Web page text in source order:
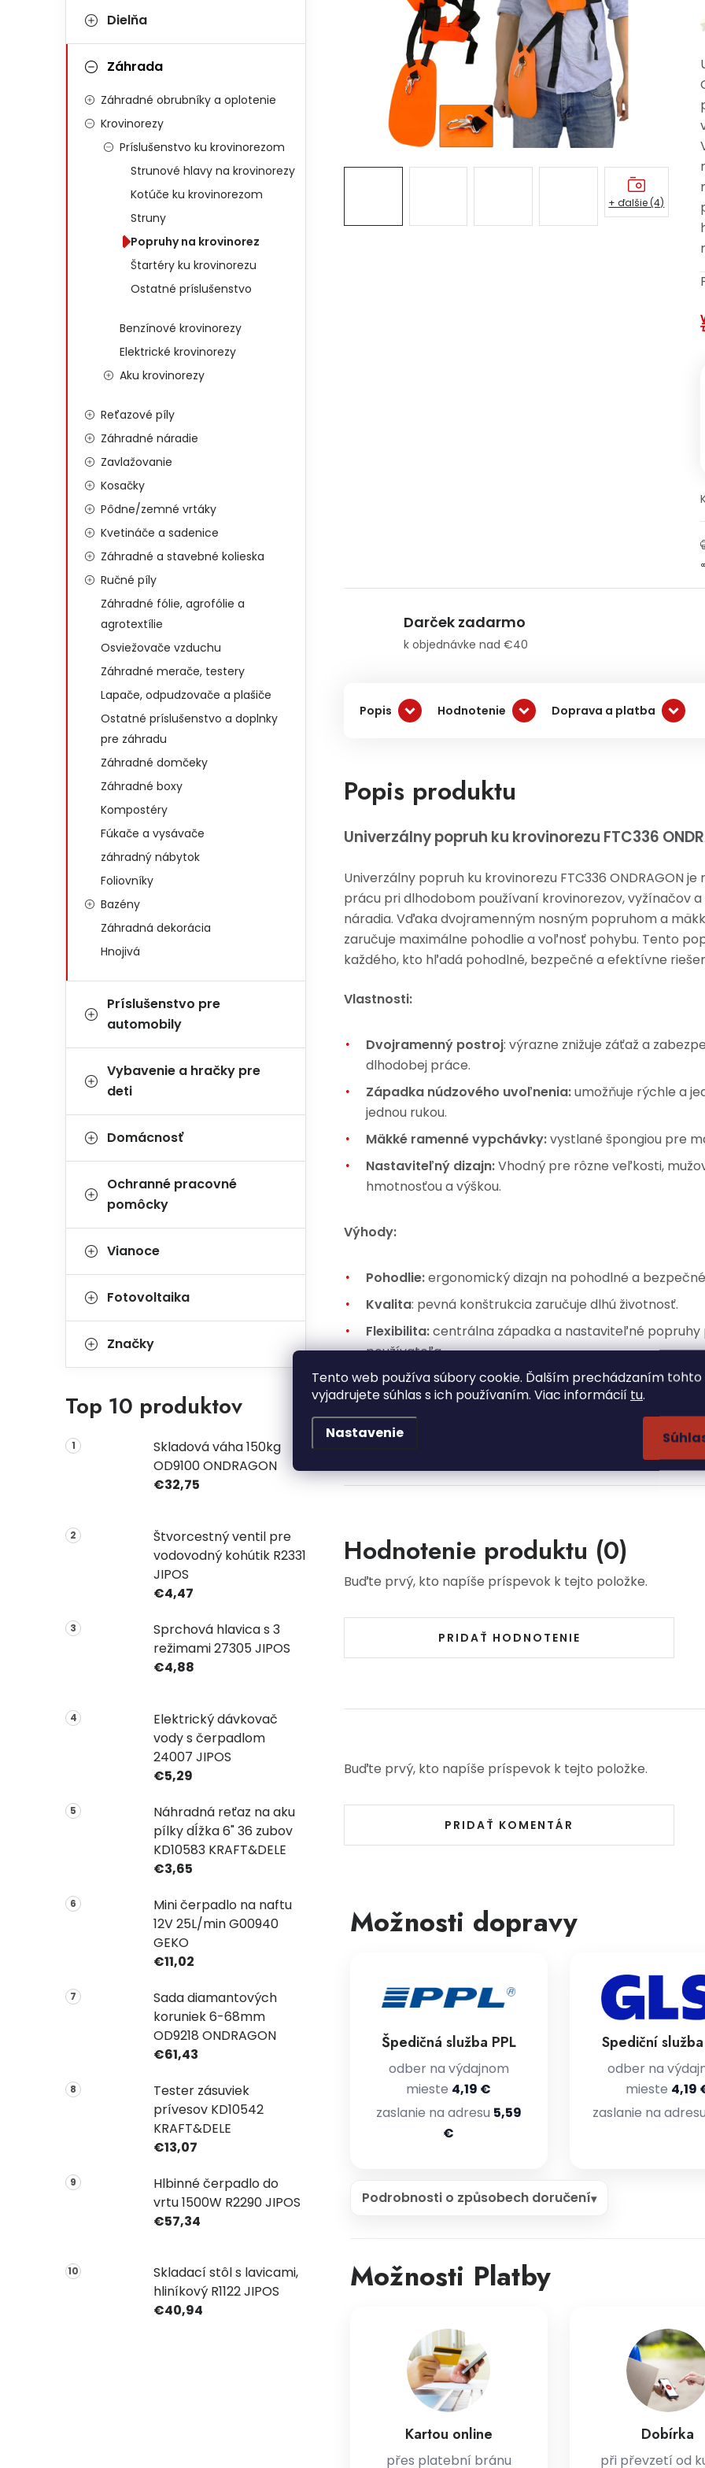
Tento web používa súbory cookie. Ďalším prechádzaním tohto
vyjadrujete súhlas s ich používaním. Viac informácií tu.
Nastavenie
Dielňa
Záhrada
Záhradné obrubníky a oplotenie
Krovinorezy
Príslušenstvo ku krovinorezom
Strunové hlavy na krovinorezy
Kotúče ku krovinorezom
Struny
Popruhy na krovinorez
Štartéry ku krovinorezu
Ostatné príslušenstvo
Benzínové krovinorezy
Elektrické krovinorezy
Aku krovinorezy
Reťazové píly
Záhradné náradie
Zavlažovanie
Kosačky
Pôdne/zemné vrtáky
Kvetináče a sadenice
Záhradné a stavebné kolieska
Ručné píly
Záhradné fólie, agrofólie a
agrotextílie
Osviežovače vzduchu
Záhradné merače, testery
Lapače, odpudzovače a plašiče
Ostatné príslušenstvo a doplnky
pre záhradu
Záhradné domčeky
Záhradné boxy
Kompostéry
Fúkače a vysávače
záhradný nábytok
Foliovníky
Bazény
Záhradná dekorácia
Hnojivá
Príslušenstvo pre
automobily
Vybavenie a hračky pre
deti
Domácnosť
Ochranné pracovné
pomôcky
Vianoce
Fotovoltaika
Značky
Top 10 produktov
Skladová váha 150kg
OD9100 ONDRAGON
€32,75
Štvorcestný ventil pre
vodovodný kohútik R2331
JIPOS
€4,47
Sprchová hlavica s 3
režimami 27305 JIPOS
€4,88
Elektrický dávkovač
vody s čerpadlom
24007 JIPOS
€5,29
Náhradná reťaz na aku
pílky dĺžka 6" 36 zubov
KD10583 KRAFT&DELE
€3,65
Mini čerpadlo na naftu
12V 25L/min G00940
GEKO
€11,02
Sada diamantových
koruniek 6-68mm
OD9218 ONDRAGON
€61,43
Tester zásuviek
prívesov KD10542
KRAFT&DELE
€13,07
Hlbinné čerpadlo do
vrtu 1500W R2290 JIPOS
€57,34
Skladací stôl s lavicami,
hliníkový R1122 JIPOS
€40,94
+ ďalšie (4)
Darček zadarmo
k objednávke nad €40
Popis Hodnotenie Doprava a platba
Popis produktu
Univerzálny popruh ku krovinorezu FTC336
Univerzálny popruh ku krovinorezu FTC336 ONDRAGON
prácu pri dlhodobom používaní krovinorezov, vyžínačov
náradia. Vďaka dvojramenným nosným popruhom a
zaručuje maximálne pohodlie a voľnosť pohybu. Tento
každého, kto hľadá pohodlné, bezpečné a efektívne
Vlastnosti:
Dvojramenný postroj: výrazne znižuje záťaž a
dlhodobej práce.
Západka núdzového uvoľnenia:umožňuje rýchle a
jednou rukou.
Mäkké ramenné vypchávky:vystlané špongiou pre
Nastaviteľný dizajn:Vhodný pre rôzne veľkosti,
hmotnosťou a výškou.
Výhody:
Pohodlie:ergonomický dizajn na pohodlné a
Kvalita: pevná konštrukcia zaručuje dlhú životnosť.
Flexibilita:centrálna západka a nastaviteľné
používateľa.
Všestrannosť:Hodí sa na každý krovinorez a
používanie.
Hodnotenie produktu (0)
Buďte prvý, kto napíše príspevok k tejto položke.
PRIDAŤ HODNOTENIE
Buďte prvý, kto napíše príspevok k tejto položke.
PRIDAŤ KOMENTÁR
Možnosti dopravy
Špedičná služba PPL
odber na výdajnom
mieste 4,19 €
zaslanie na adresu 5,59
€
Spediční
odber na
mieste 4,19
zaslanie na
Podrobnosti o způsobech doručení
Možnosti Platby
Kartou online
přes platební bránu
Dobírka
při převzetí od